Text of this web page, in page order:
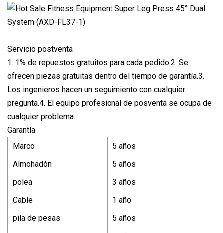
Servicio postventa
1. 1% de repuestos gratuitos para cada pedido.2. Se
ofrecen piezas gratuitas dentro del tiempo de garantía.3.
Los ingenieros hacen un seguimiento con cualquier
pregunta.4. El equipo profesional de posventa se ocupa de
cualquier problema.
Garantía
Marco
5 años
Almohadón
5 años
polea
3 años
Cable
1 año
pila de pesas
5 años